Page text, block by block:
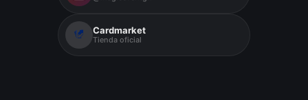
Cardmarket
Tienda oficial